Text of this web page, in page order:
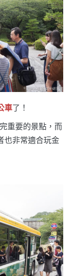
車了！
重要的景點，而
也非常適合玩金